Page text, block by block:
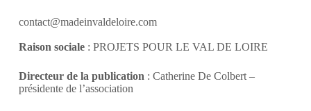
contact@madeinvaldeloire.com
Raison sociale: PROJETS POUR LE VAL DE LOIRE
Directeur de la publication : Catherine De Colbert –
présidente de l’association